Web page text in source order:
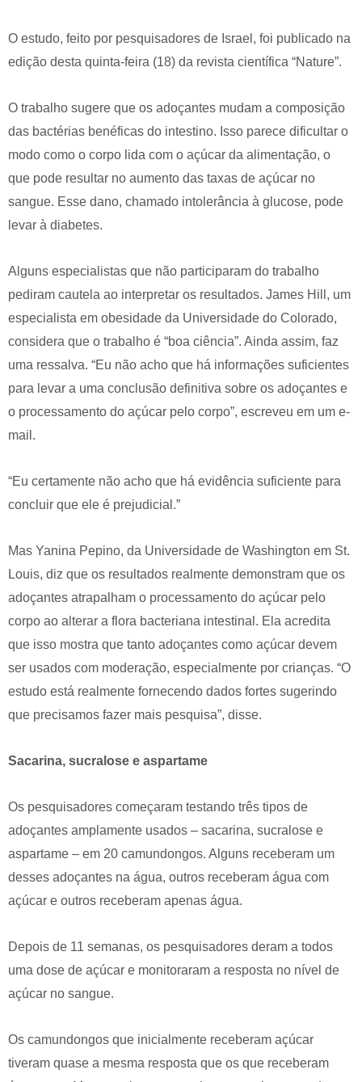
O estudo, feito por pesquisadores de Israel, foi publicado na
edição desta quinta-feira (18) da revista científica “Nature”.
O trabalho sugere que os adoçantes mudam a composição
das bactérias benéficas do intestino. Isso parece dificultar o
modo como o corpo lida com o açúcar da alimentação, o
que pode resultar no aumento das taxas de açúcar no
sangue. Esse dano, chamado intolerância à glucose, pode
levar à diabetes.
Alguns especialistas que não participaram do trabalho
pediram cautela ao interpretar os resultados. James Hill, um
especialista em obesidade da Universidade do Colorado,
considera que o trabalho é “boa ciência”. Ainda assim, faz
uma ressalva. “Eu não acho que há informações suficientes
para levar a uma conclusão definitiva sobre os adoçantes e
o processamento do açúcar pelo corpo”, escreveu em um e-
mail.
“Eu certamente não acho que há evidência suficiente para
concluir que ele é prejudicial.”
Mas Yanina Pepino, da Universidade de Washington em St.
Louis, diz que os resultados realmente demonstram que os
adoçantes atrapalham o processamento do açúcar pelo
corpo ao alterar a flora bacteriana intestinal. Ela acredita
que isso mostra que tanto adoçantes como açúcar devem
ser usados com moderação, especialmente por crianças. “O
estudo está realmente fornecendo dados fortes sugerindo
que precisamos fazer mais pesquisa”, disse.
Sacarina, sucralose e aspartame
Os pesquisadores começaram testando três tipos de
adoçantes amplamente usados – sacarina, sucralose e
aspartame – em 20 camundongos. Alguns receberam um
desses adoçantes na água, outros receberam água com
açúcar e outros receberam apenas água.
Depois de 11 semanas, os pesquisadores deram a todos
uma dose de açúcar e monitoraram a resposta no nível de
açúcar no sangue.
Os camundongos que inicialmente receberam açúcar
tiveram quase a mesma resposta que os que receberam